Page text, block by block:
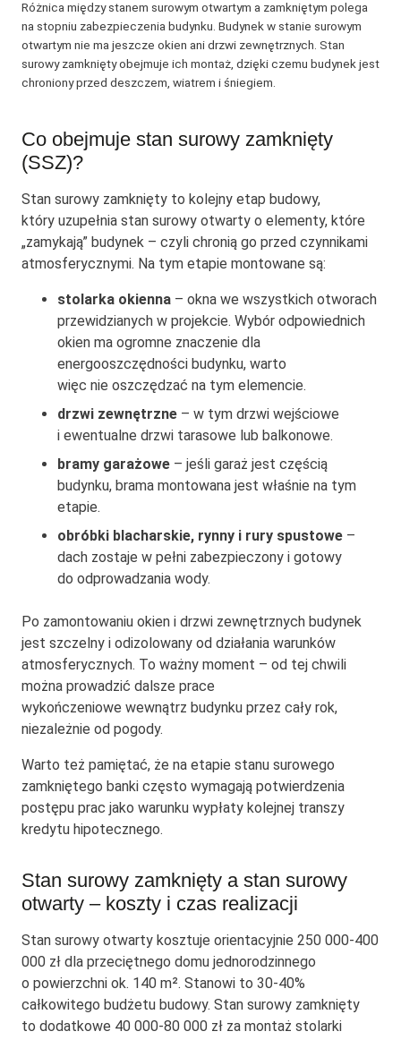
Różnica między stanem surowym otwartym a zamkniętym polega
na stopniu zabezpieczenia budynku. Budynek w stanie surowym
otwartym nie ma jeszcze okien ani drzwi zewnętrznych. Stan
surowy zamknięty obejmuje ich montaż, dzięki czemu budynek jest
chroniony przed deszczem, wiatrem i śniegiem.
Co obejmuje stan surowy zamknięty
(SSZ)?
Stan surowy zamknięty to kolejny etap budowy,
który uzupełnia stan surowy otwarty o elementy, które
„zamykają” budynek – czyli chronią go przed czynnikami
atmosferycznymi. Na tym etapie montowane są:
stolarka okienna – okna we wszystkich otworach
przewidzianych w projekcie. Wybór odpowiednich
okien ma ogromne znaczenie dla
energooszczędności budynku, warto
więc nie oszczędzać na tym elemencie.
drzwi zewnętrzne – w tym drzwi wejściowe
i ewentualne drzwi tarasowe lub balkonowe.
bramy garażowe – jeśli garaż jest częścią
budynku, brama montowana jest właśnie na tym
etapie.
obróbki blacharskie, rynny i rury spustowe –
dach zostaje w pełni zabezpieczony i gotowy
do odprowadzania wody.
Po zamontowaniu okien i drzwi zewnętrznych budynek
jest szczelny i odizolowany od działania warunków
atmosferycznych. To ważny moment – od tej chwili
można prowadzić dalsze prace
wykończeniowe wewnątrz budynku przez cały rok,
niezależnie od pogody.
Warto też pamiętać, że na etapie stanu surowego
zamkniętego banki często wymagają potwierdzenia
postępu prac jako warunku wypłaty kolejnej transzy
kredytu hipotecznego.
Stan surowy zamknięty a stan surowy
otwarty – koszty i czas realizacji
Stan surowy otwarty kosztuje orientacyjnie 250 000-400
000 zł dla przeciętnego domu jednorodzinnego
o powierzchni ok. 140 m². Stanowi to 30-40%
całkowitego budżetu budowy. Stan surowy zamknięty
to dodatkowe 40 000-80 000 zł za montaż stolarki